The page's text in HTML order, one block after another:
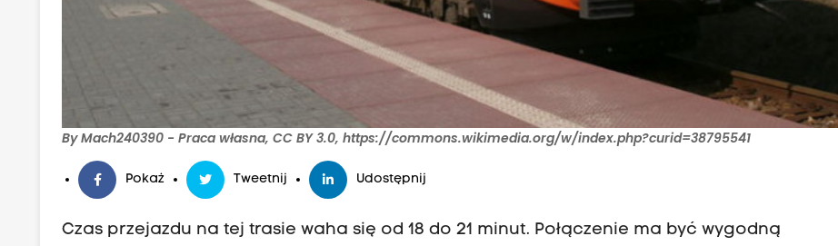
By Mach240390 - Praca własna, CC BY 3.0, https://commons.wikimedia.org/w/index.php?curid=38795541
Pokaż Tweetnij Udostępnij
Czas przejazdu na tej trasie waha się od 18 do 21 minut. Połączenie ma być wygodną